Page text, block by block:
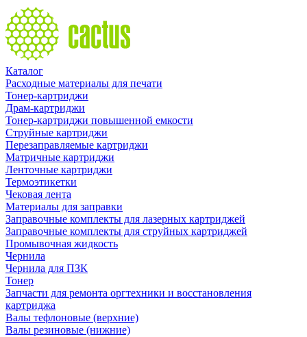
Каталог
Расходные материалы для печати
Тонер-картриджи
Драм-картриджи
Тонер-картриджи повышенной емкости
Струйные картриджи
Перезаправляемые картриджи
Матричные картриджи
Ленточные картриджи
Термоэтикетки
Чековая лента
Материалы для заправки
Заправочные комплекты для лазерных картриджей
Заправочные комплекты для струйных картриджей
Промывочная жидкость
Чернила
Чернила для ПЗК
Тонер
Запчасти для ремонта оргтехники и восстановления
картриджа
Валы тефлоновые (верхние)
Валы резиновые (нижние)